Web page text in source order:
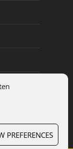
PREFERENCES